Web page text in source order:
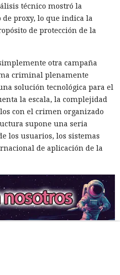
técnico mostró la
proxy, lo que indica la
de protección de la
otra campaña
criminal plenamente
solución tecnológica para el
la escala, la complejidad
con el crimen organizado
supone una seria
los usuarios, los sistemas
de aplicación de la